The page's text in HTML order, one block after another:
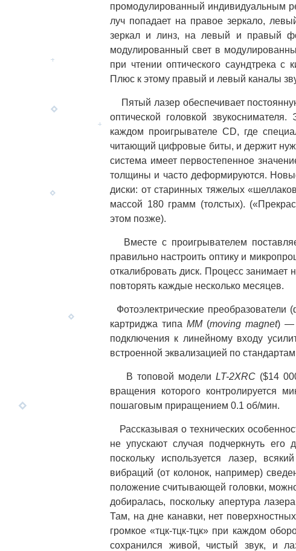
промодулированный индивидуальным
луч попадает на правое зеркало,
зеркал и линз, на левый и правый
модулированный свет в
при чтении оптического саундтрека
Плюс к этому правый и левый каналы
Пятый лазер обеспечивает
оптической головкой
каждом проигрывателе CD, где
читающий цифровые биты, и держит
система имеет первостепенное
толщины и часто деформируются.
диски: от старинных тяжелых
массой 180 грамм (толстых).
этом позже).
Вместе с проигрывателем
правильно настроить оптику и
откалибровать диск. Процесс
повторять каждые несколько месяцев.
Фотоэлектрические преобразователи
картриджа типа MM(moving magnet) —
подключения к линейному входу
встроенной эквализацией по
В топовой моделиLT-2XRC ($14
вращения которого контролируется
пошаговым приращением 0.1 об/мин.
Рассказывая о технических
не упускают случая подчеркнуть его
поскольку используется лазер,
вибраций (от колонок, например)
положение считывающей головки,
добиралась, поскольку апертура
Там, на дне канавки, нет
громкое «тцк-тцк-тцк» при каждом
сохранился живой, чистый звук, и